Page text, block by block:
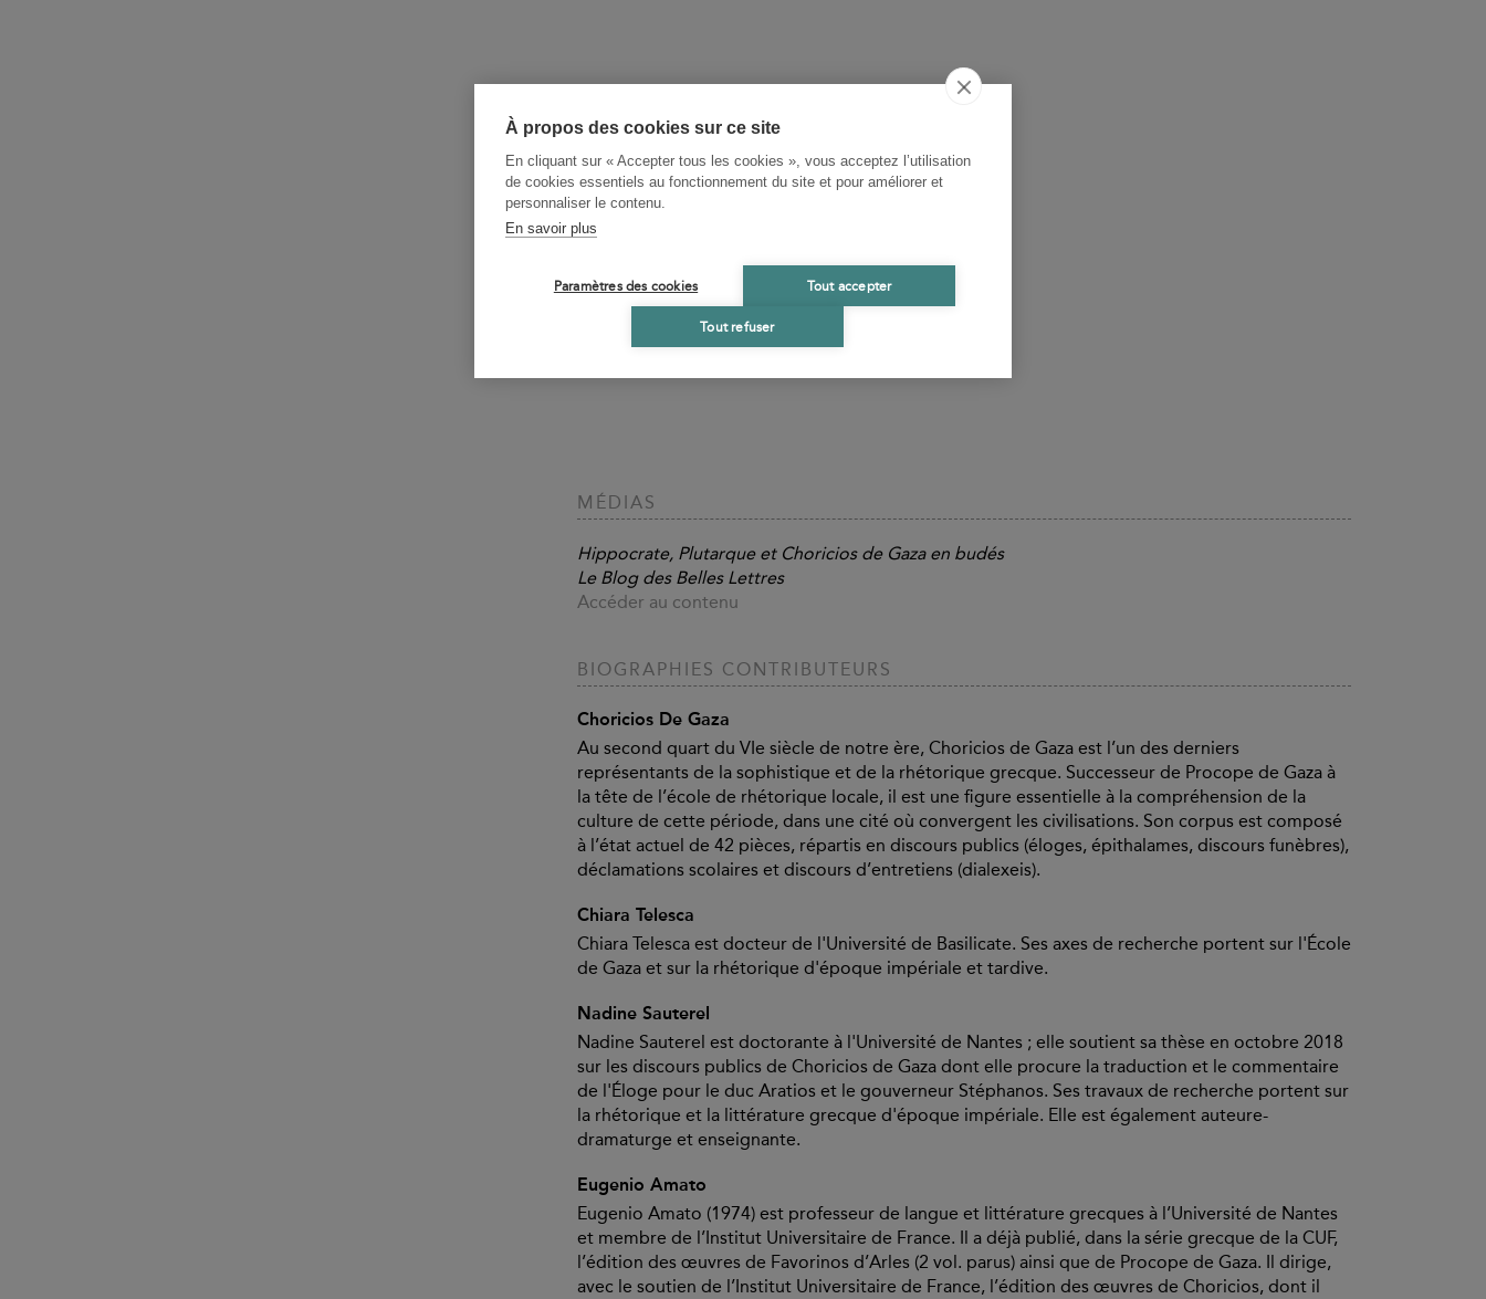
À propos des cookies sur ce site
En cliquant sur « Accepter tous les cookies », vous acceptez l’utilisation
de cookies essentiels au fonctionnement du site et pour améliorer et
personnaliser le contenu.
En savoir plus
Paramètres des cookies Tout accepter
Tout refuser
MÉDIAS
Hippocrate, Plutarque et Choricios de Gaza en budés
Le Blog des Belles Lettres
Accéder au contenu
BIOGRAPHIES CONTRIBUTEURS
Choricios De Gaza
Au second quart du VIe siècle de notre ère, Choricios de Gaza est l’un des derniers
représentants de la sophistique et de la rhétorique grecque. Successeur de Procope de Gaza à
la tête de l’école de rhétorique locale, il est une figure essentielle à la compréhension de la
culture de cette période, dans une cité où convergent les civilisations. Son corpus est composé
à l’état actuel de 42 pièces, répartis en discours publics (éloges, épithalames, discours funèbres),
déclamations scolaires et discours d’entretiens (dialexeis).
Chiara Telesca
Chiara Telesca est docteur de l'Université de Basilicate. Ses axes de recherche portent sur l'École
de Gaza et sur la rhétorique d'époque impériale et tardive.
Nadine Sauterel
Nadine Sauterel est doctorante à l'Université de Nantes ; elle soutient sa thèse en octobre 2018
sur les discours publics de Choricios de Gaza dont elle procure la traduction et le commentaire
de l'Éloge pour le duc Aratios et le gouverneur Stéphanos. Ses travaux de recherche portent sur
la rhétorique et la littérature grecque d'époque impériale. Elle est également auteure-
dramaturge et enseignante.
Eugenio Amato
Eugenio Amato (1974) est professeur de langue et littérature grecques à l’Université de Nantes
et membre de l’Institut Universitaire de France. Il a déjà publié, dans la série grecque de la CUF,
l’édition des œuvres de Favorinos d’Arles (2 vol. parus) ainsi que de Procope de Gaza. Il dirige,
avec le soutien de l’Institut Universitaire de France, l’édition des œuvres de Choricios, dont il